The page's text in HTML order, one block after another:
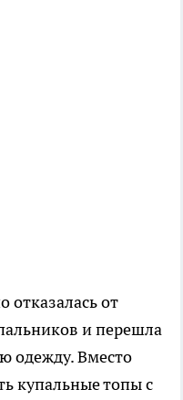
отказалась от
и перешла
одежду. Вместо
купальные топы с